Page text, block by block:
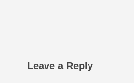
Leave a Reply